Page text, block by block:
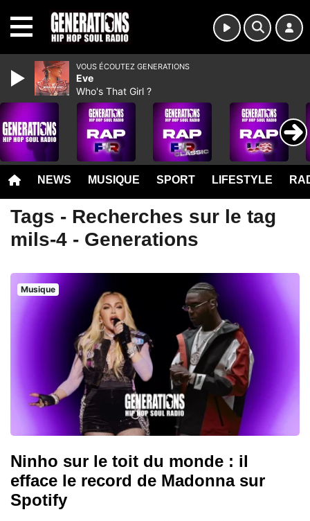
NEWS MUSIQUE SPORT LIFESTYLE
Tags - Recherches sur le tag
mils-4 - Generations
Musique
Ninho sur le toit du monde : il
efface le record de Madonna sur
Spotify
VOUS ÉCOUTEZ GENERATIONS
Eve
Who's That Girl ?